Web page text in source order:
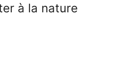
à la nature